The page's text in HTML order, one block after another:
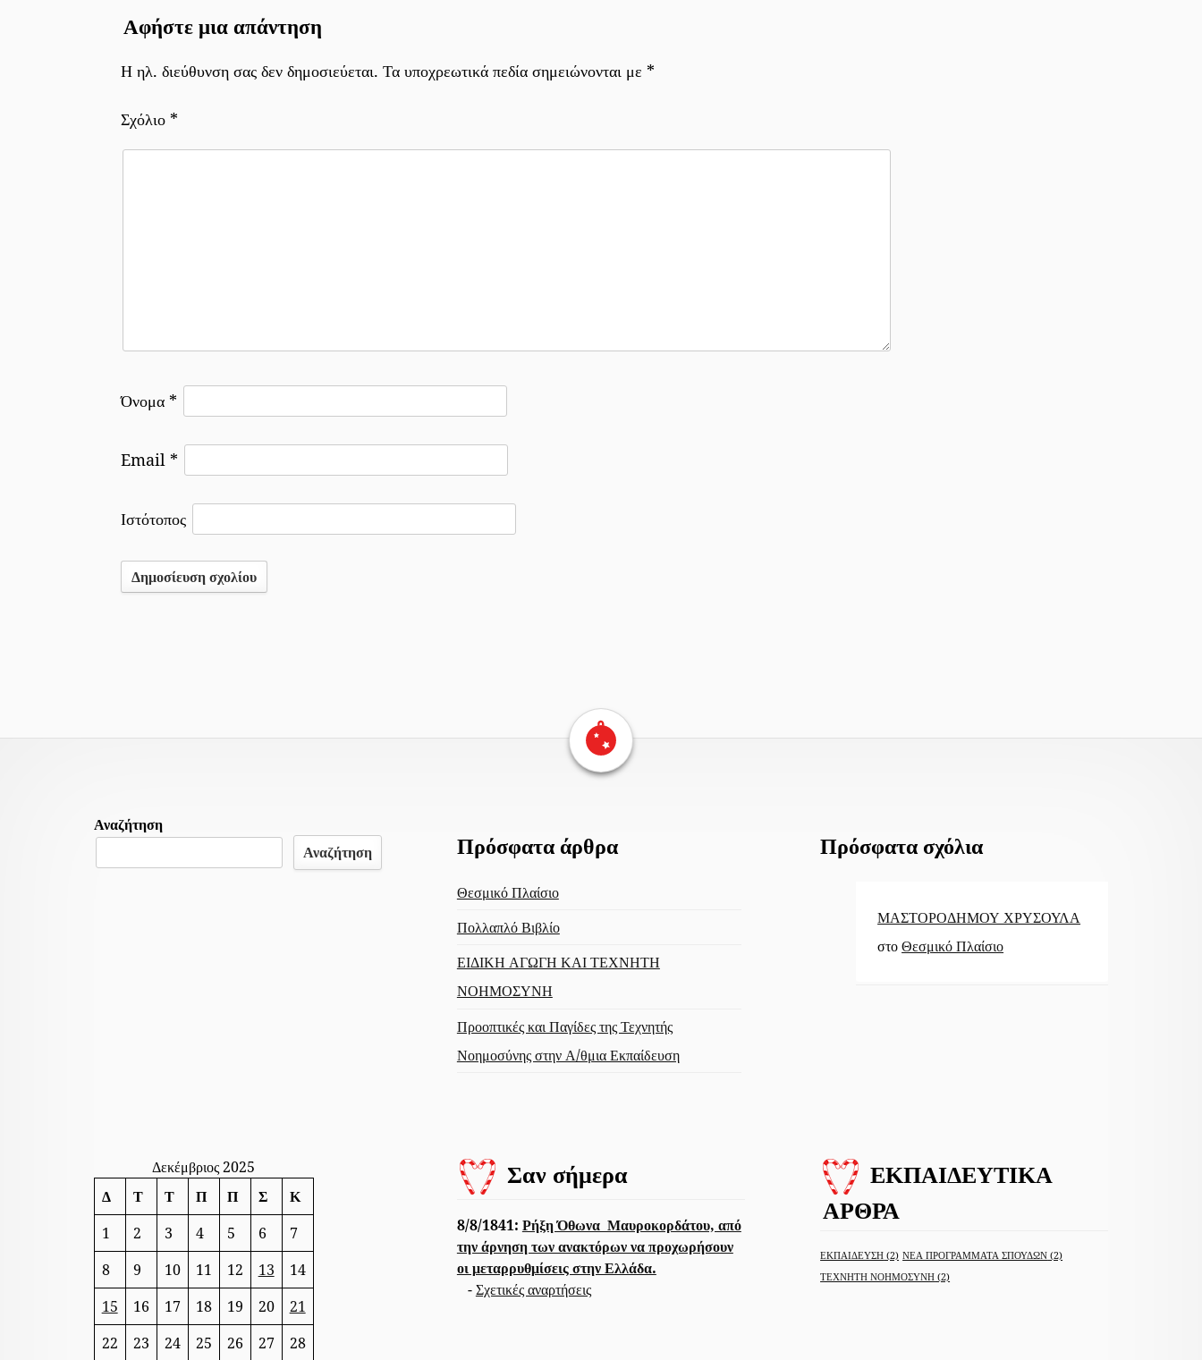
Αφήστε μια απάντηση
Η ηλ. διεύθυνση σας δεν δημοσιεύεται. Τα υποχρεωτικά πεδία σημειώνονται με *
Σχόλιο *
Όνομα *
Email *
Ιστότοπος
Επιστροφή στην αρχική σελίδα
υποσέλιδουΑναζήτηση
Αναζήτηση
Πρόσφατα άρθρα
Θεσμικό Πλαίσιο
Πολλαπλό Βιβλίο
ΕΙΔΙΚΗ ΑΓΩΓΗ ΚΑΙ ΤΕΧΝΗΤΗ
ΝΟΗΜΟΣΥΝΗ
Προοπτικές και Παγίδες της Τεχνητής
Νοημοσύνης στην Α/θμια Εκπαίδευση
Πρόσφατα σχόλια
ΜΑΣΤΟΡΟΔΗΜΟΥ ΧΡΥΣΟΥΛΑ
στοΘεσμικό Πλαίσιο
Δεκέμβριος 2025
Δ
Τ Τ Π Π Σ
Κ
1
2 3 4 5 6
7
8
9 10 11 12 13
14
15
16 17 18 19 20
21
22
23 24 25 26 27 28
Σαν σήμερα
8/8/1841: Ρήξη Όθωνα  Μαυροκορδάτου, από
την άρνηση των ανακτόρων να προχωρήσουν
οι μεταρρυθμίσεις στην Ελλάδα.
-Σχετικές αναρτήσεις
ΕΚΠΑΙΔΕΥΤΙΚΑ
ΑΡΘΡΑ
ΕΚΠΑΙΔΕΥΣΗ (2) ΝΕΑ ΠΡΟΓΡΑΜΜΑΤΑ ΣΠΟΥΔΩΝ (2)
ΤΕΧΝΗΤΗ ΝΟΗΜΟΣΥΝΗ (2)